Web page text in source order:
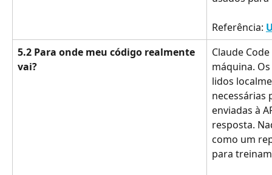
Referência:
5.2 Para onde meu código realmente
vai?
Claude
máquina.
lidos
necessárias
enviadas à
resposta.
como um
para